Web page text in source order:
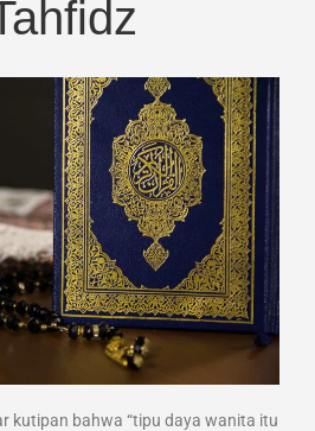
kutipan bahwa “tipu daya wanita itu